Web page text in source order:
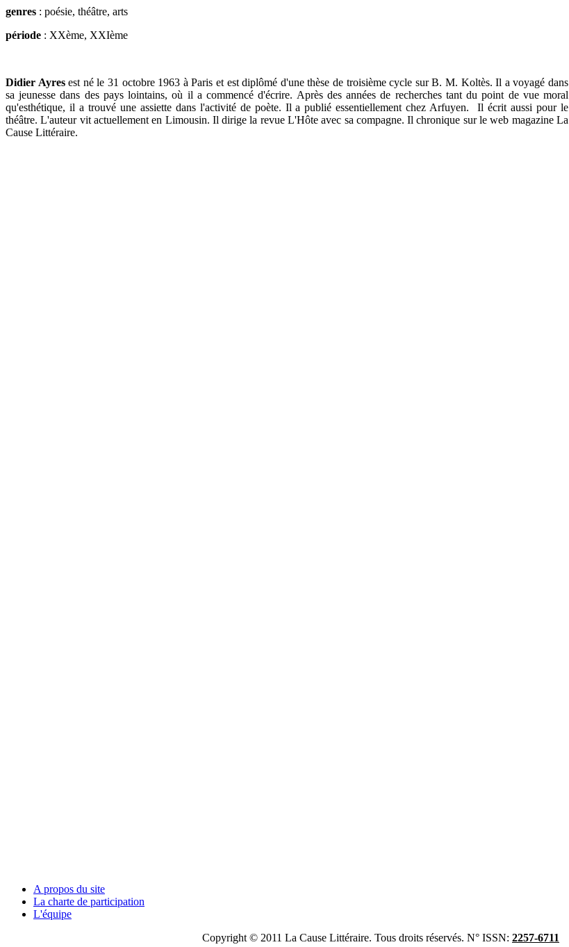
genres : poésie, théâtre, arts
période : XXème, XXIème
Didier Ayresest né le 31 octobre 1963 à Paris et est diplômé d'une thèse de troisième cycle sur B. M. Koltès. Il a voyagé dans
sa jeunesse dans des pays lointains, où il a commencé d'écrire. Après des années de recherches tant du point de vue moral
qu'esthétique, il a trouvé une assiette dans l'activité de poète. Il a publié essentiellement chez Arfuyen. Il écrit aussi pour le
théâtre. L'auteur vit actuellement en Limousin. Il dirige la revue L'Hôte avec sa compagne. Il chronique sur le web magazine La
Cause Littéraire.
A propos du site
La charte de participation
L'équipe
Copyright © 2011 La Cause Littéraire. Tous droits réservés. N° ISSN: 2257-6711